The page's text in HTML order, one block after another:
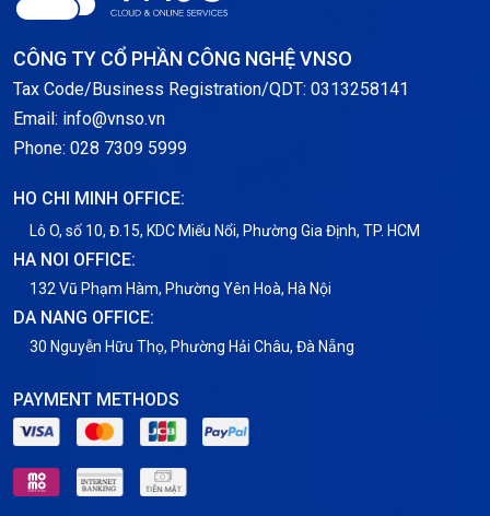
Notification
Thông tin chung
Tin tức
CÔNG TY CỔ PHẦN CÔNG NGHỆ VNSO
Tax Code/Business Registration/QDT: 0313258141
Email: info@vnso.vn
Phone: 028 7309 5999
HO CHI MINH OFFICE:
Lô O, số 10, Đ.15, KDC Miếu Nổi, Phường Gia Định, TP. HCM
HA NOI OFFICE:
132 Vũ Phạm Hàm, Phường Yên Hoà, Hà Nội
DA NANG OFFICE:
30 Nguyễn Hữu Thọ, Phường Hải Châu, Đà Nẵng
PAYMENT METHODS